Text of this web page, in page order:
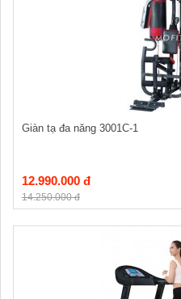
Giàn tạ đa năng 3001C-1
12.990.000 đ
14.250.000 đ